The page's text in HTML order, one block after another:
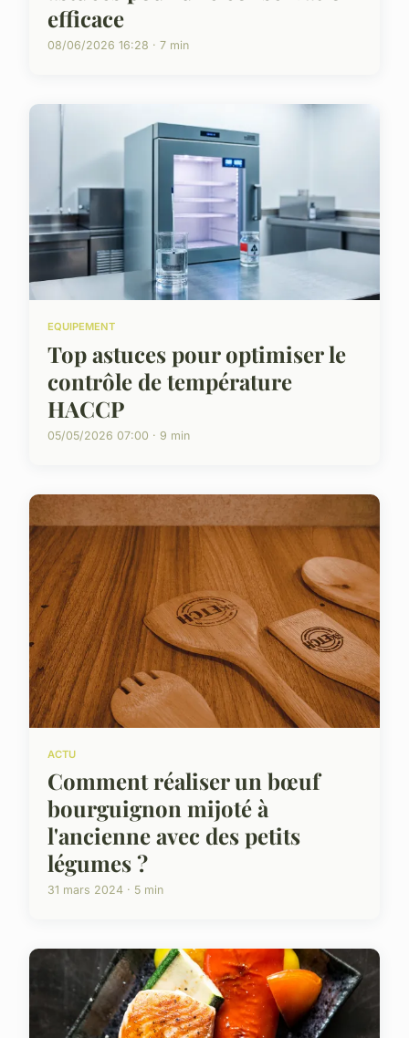
efficace
08/06/2026 16:28 · 7 min
EQUIPEMENT
Top astuces pour optimiser le
contrôle de température
HACCP
05/05/2026 07:00 · 9 min
ACTU
Comment réaliser un bœuf
bourguignon mijoté à
l'ancienne avec des petits
légumes ?
31 mars 2024 · 5 min